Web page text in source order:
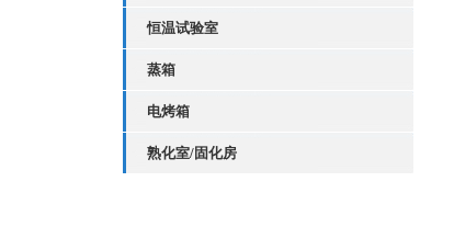
恒温试验室
蒸箱
电烤箱
熟化室/固化房